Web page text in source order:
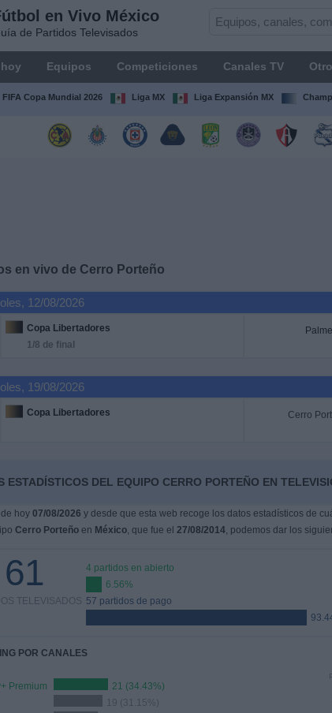
en Vivo México
de Partidos Televisados
Equipos Competiciones Canales TV
FIFA Copa Mundial 2026 Liga MX Liga Expansión MX
en vivo de Cerro Porteño
12/08/2026
Copa Libertadores
1/8 de final
19/08/2026
Copa Libertadores Cerro
ESTADÍSTICOS DEL EQUIPO CERRO PORTEÑO EN
hoy 07/08/2026 y desde que esta web recoge los datos estadísticos de
Cerro Porteñoen México, que fue el 27/08/2014, podemos dar los
61
TELEVISADOS
4 partidos en abierto
6.56%
57 partidos de pago
POR CANALES
Premium
21 (34.43%)
19 (31.15%)